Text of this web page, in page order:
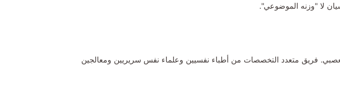
لا "وزنه الموضوعي".
فريق متعدد التخصصات من أطباء نفسيين وعلماء نفس سريريين ومعالجين